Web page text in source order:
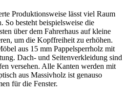
Produktionsweise lässt viel Raum
So besteht beispielsweise die
über dem Fahrerhaus auf kleine
um die Kopffreiheit zu erhöhen.
aus 15 mm Pappelsperrholz mit
Dach- und Seitenverkleidung sind
versehen. Alle Kanten werden mit
aus Massivholz ist genauso
für die Fenster.